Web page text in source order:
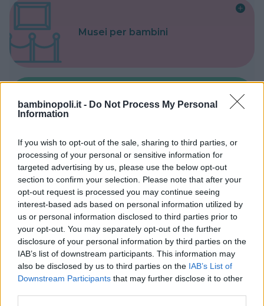
bambinopoli.it - Do Not Process My Personal
Information
If you wish to opt-out of the sale, sharing to third parties, or
processing of your personal or sensitive information for
targeted advertising by us, please use the below opt-out
section to confirm your selection. Please note that after your
opt-out request is processed you may continue seeing
interest-based ads based on personal information utilized by
us or personal information disclosed to third parties prior to
your opt-out. You may separately opt-out of the further
disclosure of your personal information by third parties on the
IAB’s list of downstream participants. This information may
also be disclosed by us to third parties on the IAB’s List of
Downstream Participants that may further disclose it to other
Musei per bambini
Spacci e Outlet per Bambini
Baby Parking
Animatori feste per bambini